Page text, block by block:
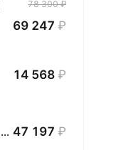
78 300 ₽
69 247 ₽
14 568 ₽
Планшет HONOR MagicPad3 Wi-Fi, 13,3", процессор Snapdragon 8, 16ГБ/512ГБ, EU 47 197 ₽